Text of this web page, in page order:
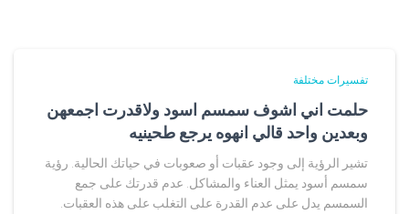
تفسيرات مختلفة
حلمت اني اشوف سمسم اسود ولاقدرت اجمعهن
وبعدين واحد قالي انهوه يرجع طحينيه
تشير الرؤية إلى وجود عقبات أو صعوبات في حياتك الحالية. رؤية
سمسم أسود يمثل العناء والمشاكل. عدم قدرتك على جمع
السمسم يدل على عدم القدرة على التغلب على هذه العقبات.